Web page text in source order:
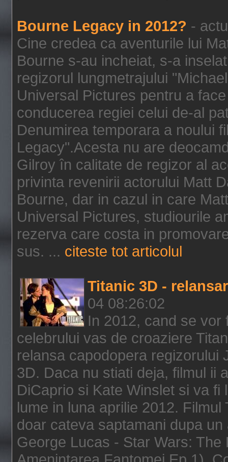
Bourne Legacy in 2012? -
Cine credea ca aventurile lui
Bourne s-au incheiat, s-a
regizorul lungmetrajului
Universal Pictures pentru a
conducerea regiei celui de-al
Denumirea temporara a noului
Legacy".Acesta nu are
Gilroy în calitate de regizor al
privinta revenirii actorului Matt
Bourne, dar in cazul in care
Universal Pictures, studiourile
rezerva care costa in
sus. ... citeste tot articolul
Titanic 3D -
04 08:26:02
In 2012, cand se
celebrului vas de croaziere
relansa capodopera regizorului
3D. Daca nu stiati deja, filmul ii
DiCaprio si Kate Winslet si va
lume in luna aprilie 2012.
doar cateva saptamani dupa
George Lucas - Star Wars: